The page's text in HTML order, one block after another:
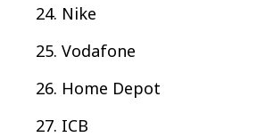
Nike
Vodafone
Home Depot
ICB